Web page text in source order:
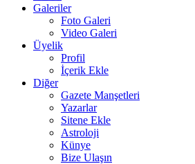
Galeriler
Foto Galeri
Video Galeri
Üyelik
Profil
İçerik Ekle
Diğer
Gazete Manşetleri
Yazarlar
Sitene Ekle
Astroloji
Künye
Bize Ulaşın